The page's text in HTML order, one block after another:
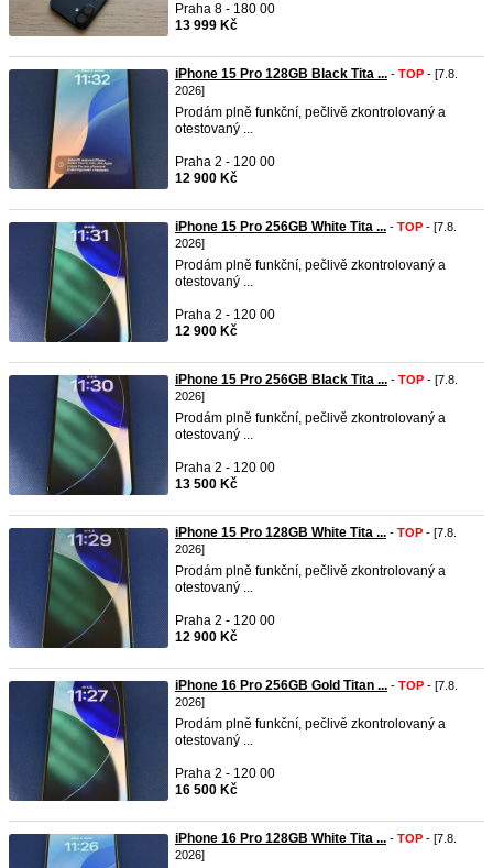
Praha 8 - 180 00
13 999 Kč
iPhone 15 Pro 128GB Black Tita ... - TOP - [7.8.
2026]
Prodám plně funkční, pečlivě zkontrolovaný a
otestovaný ...
Praha 2 - 120 00
12 900 Kč
iPhone 15 Pro 256GB White Tita ... - TOP - [7.8.
2026]
Prodám plně funkční, pečlivě zkontrolovaný a
otestovaný ...
Praha 2 - 120 00
12 900 Kč
iPhone 15 Pro 256GB Black Tita ... - TOP - [7.8.
2026]
Prodám plně funkční, pečlivě zkontrolovaný a
otestovaný ...
Praha 2 - 120 00
13 500 Kč
iPhone 15 Pro 128GB White Tita ... - TOP - [7.8.
2026]
Prodám plně funkční, pečlivě zkontrolovaný a
otestovaný ...
Praha 2 - 120 00
12 900 Kč
iPhone 16 Pro 256GB Gold Titan ... - TOP - [7.8.
2026]
Prodám plně funkční, pečlivě zkontrolovaný a
otestovaný ...
Praha 2 - 120 00
16 500 Kč
iPhone 16 Pro 128GB White Tita ... - TOP - [7.8.
2026]